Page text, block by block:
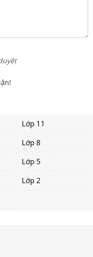
Lớp 11
Lớp 8
Lớp 5
Lớp 2